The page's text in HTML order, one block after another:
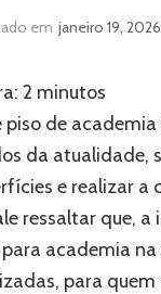
em janeiro 19, 2026
2 minutos
de academia
da atualidade,
e realizar a
ressaltar que, a
academia na
para quem